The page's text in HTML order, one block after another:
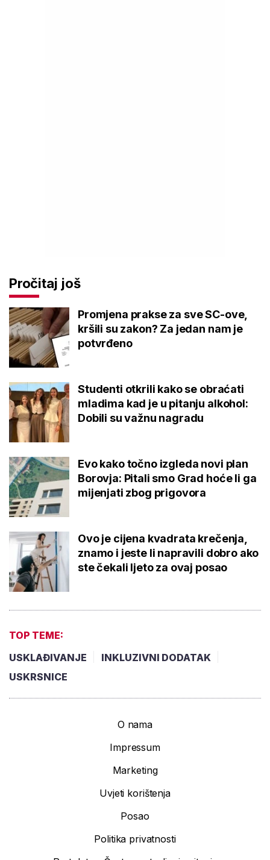
Pročitaj još
Promjena prakse za sve SC-ove,
kršili su zakon? Za jedan nam je
potvrđeno
Studenti otkrili kako se obraćati
mladima kad je u pitanju alkohol:
Dobili su važnu nagradu
Evo kako točno izgleda novi plan
Borovja: Pitali smo Grad hoće li ga
mijenjati zbog prigovora
Ovo je cijena kvadrata krečenja,
znamo i jeste li napravili dobro ako
ste čekali ljeto za ovaj posao
TOP TEME:
USKLAĐIVANJE
INKLUZIVNI DODATAK
USKRSNICE
O nama
Impressum
Marketing
Uvjeti korištenja
Posao
Politika privatnosti